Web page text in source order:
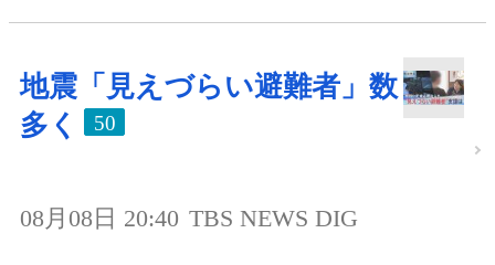
地震「見えづらい避難者」数
多く
50
08月08日 20:40 TBS NEWS DIG